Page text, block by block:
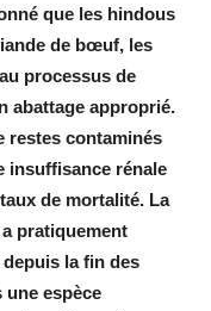
que les hindous
de bœuf, les
processus de
abattage approprié.
restes contaminés
insuffisance rénale
de mortalité. La
pratiquement
la fin des
une espèce